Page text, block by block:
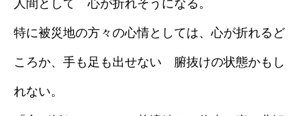
お問い合わせ
採用情報
人間として 心が折れそうになる。
特に被災地の方々の心情としては、心が折れるど
ころか、手も足も出せない 腑抜けの状態かもし
れない。